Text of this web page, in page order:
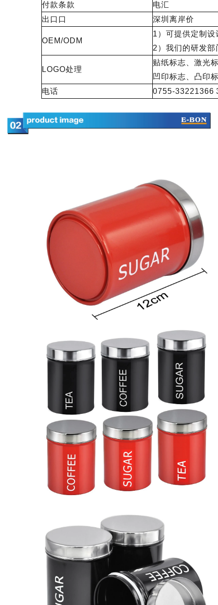
付款条款
电汇
出口口
深圳离岸价
OEM/ODM
1）可提供定制
2）我们的研发部
LOGO处理
贴纸标志、激光
凹印标志、凸印
电话
0755-33221366